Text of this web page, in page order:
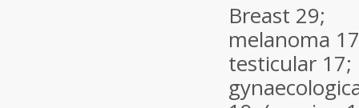
Breast 29;
melanoma
testicular 17;